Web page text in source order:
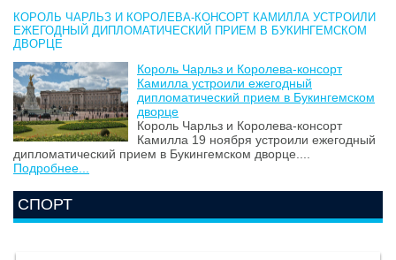
КОРОЛЬ ЧАРЛЬЗ И КОРОЛЕВА-КОНСОРТ КАМИЛЛА УСТРОИЛИ
ЕЖЕГОДНЫЙ ДИПЛОМАТИЧЕСКИЙ ПРИЕМ В БУКИНГЕМСКОМ
ДВОРЦЕ
Король Чарльз и Королева-консорт
Камилла устроили ежегодный
дипломатический прием в Букингемском
дворце
Король Чарльз и Королева-консорт
Камилла 19 ноября устроили ежегодный
дипломатический прием в Букингемском дворце....
Подробнее...
СПОРТ